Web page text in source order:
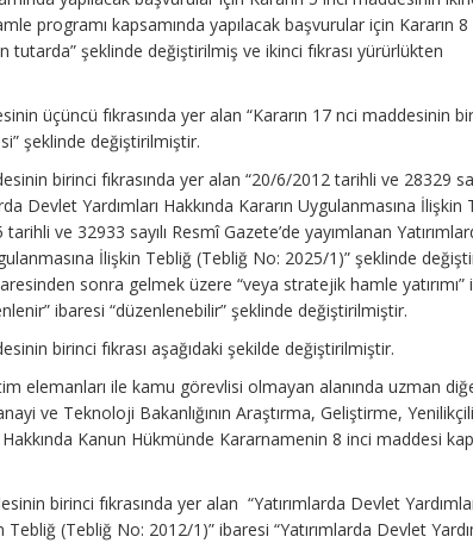
programı kapsamında yapılacak başvurular için Kararın 8
tutarda” şeklinde değiştirilmiş ve ikinci fıkrası yürürlükten
üçüncü fıkrasında yer alan “Kararın 17 nci maddesinin
şeklinde değiştirilmiştir.
birinci fıkrasında yer alan “20/6/2012 tarihli ve 28329
Devlet Yardımları Hakkında Kararın Uygulanmasına İlişkin
ve 32933 sayılı Resmî Gazete’de yayımlanan
İlişkin Tebliğ (Tebliğ No: 2025/1)” şeklinde
sonra gelmek üzere “veya stratejik hamle yatırımı”
ibaresi “düzenlenebilir” şeklinde değiştirilmiştir.
birinci fıkrası aşağıdaki şekilde değiştirilmiştir.
elemanları ile kamu görevlisi olmayan alanında uzman
ve Teknoloji Bakanlığının Araştırma, Geliştirme,
Kanun Hükmünde Kararnamenin 8 inci maddesi
birinci fıkrasında yer alan “Yatırımlarda Devlet
Tebliğ (Tebliğ No: 2012/1)” ibaresi “Yatırımlarda Devlet